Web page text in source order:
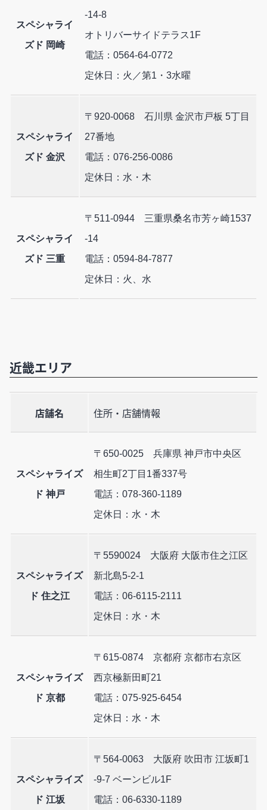
スペシャライ
ズド 岡崎
-14-8
オトリバーサイドテラス1F
電話：0564-64-0772
定休日：火／第1・3水曜
スペシャライ
ズド 金沢
〒920-0068 石川県 金沢市戸板 5丁目
27番地
電話：076-256-0086
定休日：水・木
スペシャライ
ズド 三重
〒511-0944 三重県桑名市芳ヶ崎1537
-14
電話：0594-84-7877
定休日：火、水
近畿エリア
店舗名 住所・店舗情報
スペシャライズ
ド 神戸
〒650-0025 兵庫県 神戸市中央区
相生町2丁目1番337号
電話：078-360-1189
定休日：水・木
スペシャライズ
ド 住之江
〒5590024 大阪府 大阪市住之江区
新北島5-2-1
電話：06-6115-2111
定休日：水・木
スペシャライズ
ド 京都
〒615-0874 京都府 京都市右京区
西京極新田町21
電話：075-925-6454
定休日：水・木
スペシャライズ
ド 江坂
〒564-0063 大阪府 吹田市 江坂町1
-9-7 ベーンビル1F
電話：06-6330-1189